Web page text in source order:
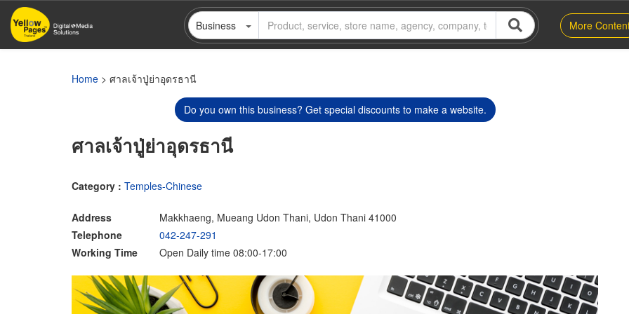
Skip
main
Business More
Home > ศาลเจ้าปู่ย่าอุดรธานี
Do you own this business? Get special discounts to make a website.
ศาลเจ้าปู่ย่าอุดรธานี
Category : Temples-Chinese
Address
Makkhaeng, Mueang Udon Thani, Udon Thani 41000
Telephone
042-247-291
Working Time
Open Daily time 08:00-17:00